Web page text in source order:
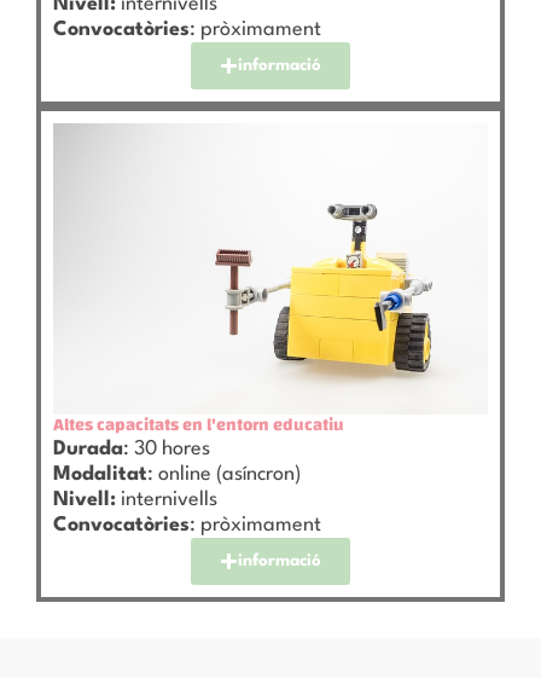
Nivell: internivells
Convocatòries: pròximament
informació
Altes capacitats en l'entorn educatiu
Durada: 30 hores
Modalitat: online (asíncron)
Nivell: internivells
Convocatòries: pròximament
informació